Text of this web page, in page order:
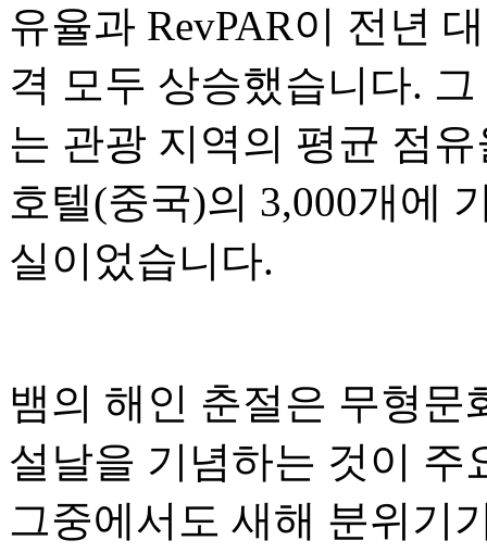
유율과 RevPAR이 전년
격 모두 상승했습니다.
는 관광 지역의 평균 점
호텔(중국)의 3,000개에
실이었습니다.
뱀의 해인 춘절은 무형문
설날을 기념하는 것이 주
그중에서도 새해 분위기